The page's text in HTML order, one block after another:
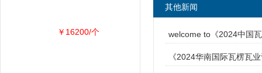
其他新闻
welcome to《2024中国
《2024华南国际瓦楞瓦
￥16200/个